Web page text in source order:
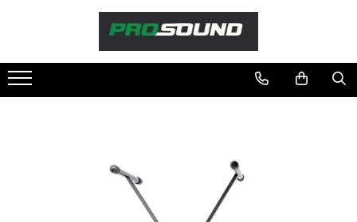
Sonorizare / PA
Amplificatoare Audio